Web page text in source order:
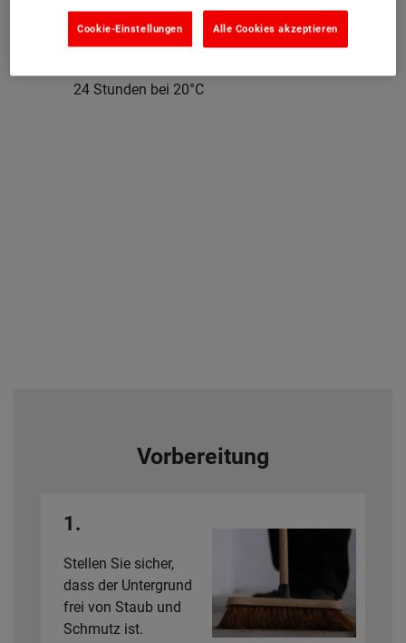
Rutschhemmung R12 nach
DIN51130
24 Stunden bei 20°C
Vorbereitung
1.
Stellen Sie sicher,
dass der Untergrund
frei von Staub und
Schmutz ist.
Alle Cookies akzeptieren
Cookie-Einstellungen